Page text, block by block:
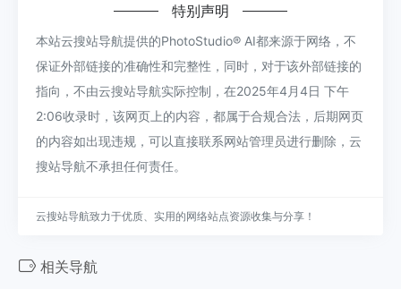
特别声明
本站云搜站导航提供的PhotoStudio® AI都来源于网络，不
保证外部链接的准确性和完整性，同时，对于该外部链接的
指向，不由云搜站导航实际控制，在2025年4月4日 下午
2:06收录时，该网页上的内容，都属于合规合法，后期网页
的内容如出现违规，可以直接联系网站管理员进行删除，云
搜站导航不承担任何责任。
云搜站导航致力于优质、实用的网络站点资源收集与分享！
相关导航